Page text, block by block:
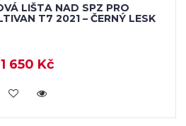
LIŠTA NAD SPZ PRO
T7 2021 – ČERNÝ LESK
1 650 Kč
DO KOŠÍKU